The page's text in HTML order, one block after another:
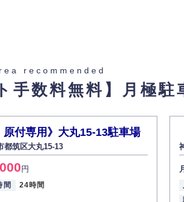
情報をご本人の同意なく第三者に提供いたしませ
示いたします（ご本人であることが確認できな
がある場合は適切に対応いたします。
切に管理するよう社内教育を実施してまいりま
recommended
手数料無料】 月極駐
原付専用》大丸15-13駐車場
都筑区大丸15-13
円
間
24時間